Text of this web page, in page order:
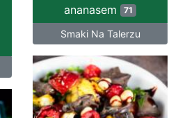
ananasem 71
Smaki Na Talerzu